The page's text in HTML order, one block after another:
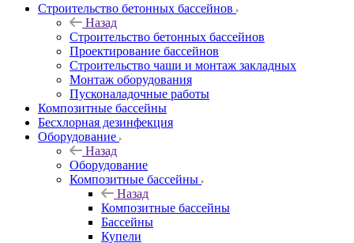
Строительство бетонных бассейнов
Назад
Строительство бетонных бассейнов
Проектирование бассейнов
Строительство чаши и монтаж закладных
Монтаж оборудования
Пусконаладочные работы
Композитные бассейны
Бесхлорная дезинфекция
Оборудование
Назад
Оборудование
Композитные бассейны
Назад
Композитные бассейны
Бассейны
Купели